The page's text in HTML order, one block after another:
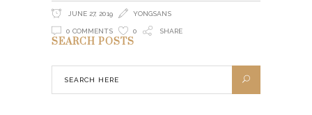
JUNE 27, 2019 YONGSANS
0 COMMENTS 0 SHARE
SEARCH POSTS